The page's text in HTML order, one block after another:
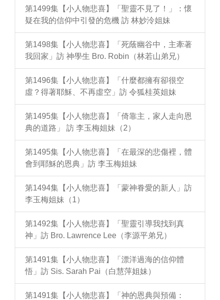
第1499集【小人物悲喜】「聖靈不見了！」：懷
疑在我的信仰中引發的危機 訪 林妙泠姐妹
第1498集【小人物悲喜】「死蔭幽谷中，主牽著
我回家」訪 神學生 Bro. Robin（林若山弟兄）
第1496集【小人物悲喜】「什麼都擁有卻很空
虛？得著耶穌、不再虛空」訪 令狐桂英姐妹
第1495集【小人物悲喜】「倚靠主，家人走向恩
典的道路」 訪 李玉梅姐妹（2）
第1495集【小人物悲喜】「在最深的悲傷裡，體
會到耶穌的恩典」訪 李玉梅姐妹
第1494集【小人物悲喜】「蒙神眷愛的新人」訪
李玉梅姐妹（1）
第1492集【小人物悲喜】「聖靈引導我找到真
神」訪 Bro. Lawrence Lee（李源平弟兄）
第1491集【小人物悲喜】「漂洋過海的信仰體
悟」訪 Sis. Sarah Pai（白慧萍姐妹）
第1491集【小人物悲喜】「神的恩典與預備：